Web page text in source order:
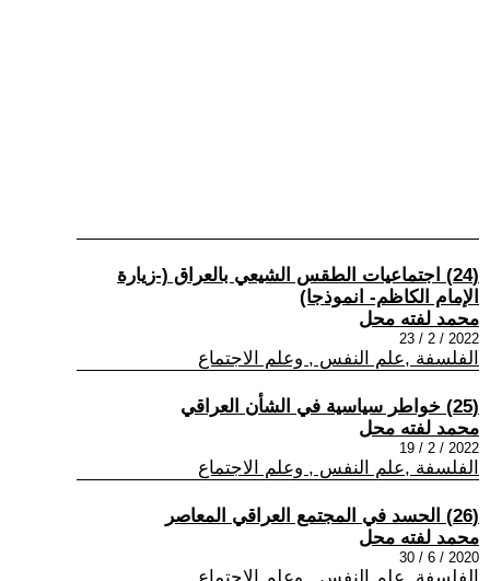
(24) اجتماعيات الطقس الشيعي بالعراق (-زيارة
الإمام الكاظم- انموذجا)
محمد لفته محل
2022 / 2 / 23
الفلسفة ,علم النفس , وعلم الاجتماع
(25) خواطر سياسية في الشأن العراقي
محمد لفته محل
2022 / 2 / 19
الفلسفة ,علم النفس , وعلم الاجتماع
(26) الحسد في المجتمع العراقي المعاصر
محمد لفته محل
2020 / 6 / 30